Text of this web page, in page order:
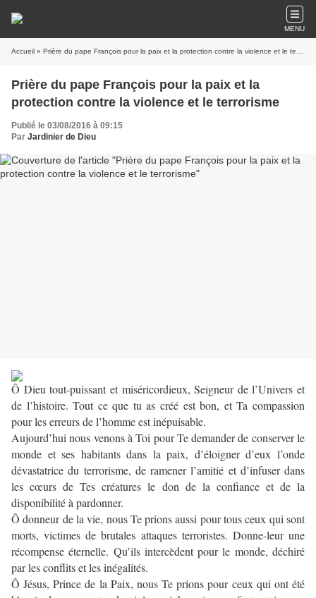
MENU
Accueil » Prière du pape François pour la paix et la protection contre la violence et le terrorisme
Prière du pape François pour la paix et la
protection contre la violence et le terrorisme
Publié le 03/08/2016 à 09:15
Par Jardinier de Dieu
Ô Dieu tout-puissant et miséricordieux, Seigneur de l’Univers et
de l’histoire. Tout ce que tu as créé est bon, et Ta compassion
pour les erreurs de l’homme est inépuisable.
Aujourd’hui nous venons à Toi pour Te demander de conserver le
monde et ses habitants dans la paix, d’éloigner d’eux l’onde
dévastatrice du terrorisme, de ramener l’amitié et d’infuser dans
les cœurs de Tes créatures le don de la confiance et de la
disponibilité à pardonner.
Ô donneur de la vie, nous Te prions aussi pour tous ceux qui sont
morts, victimes de brutales attaques terroristes. Donne-leur une
récompense éternelle. Qu’ils intercèdent pour le monde, déchiré
par les conflits et les inégalités.
Ô Jésus, Prince de la Paix, nous Te prions pour ceux qui ont été